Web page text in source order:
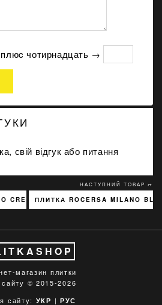
плюc чотирнадцать →
свій відгук або питання
CREAM 3768 15X45
НАСТУПНИЙ ТОВАР ↣
ПЛИТКА ROCERSA MILANO
магазин плитки
© 2015-2026
сайту: УКР | РУС